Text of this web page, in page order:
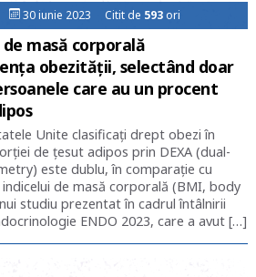
30 iunie 2023 Citit de 593 ori
masă corporală
obezității, selectând doar
care au un procent
Unite clasificați drept obezi în
de țesut adipos prin DEXA (dual-
este dublu, în comparație cu
de masă corporală (BMI, body
studiu prezentat în cadrul întâlnirii
ENDO 2023, care a avut […]